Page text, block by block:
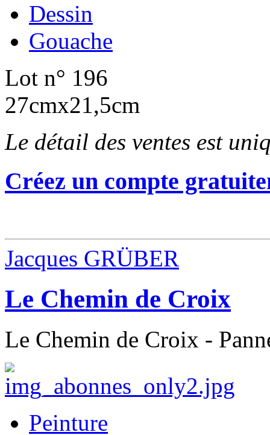
Dessin
Gouache
Lot n° 196
27cmx21,5cm
Le détail des ventes est
Créez un compte
Jacques GRÜBER
Le Chemin de Croix
Le Chemin de Croix -
Peinture